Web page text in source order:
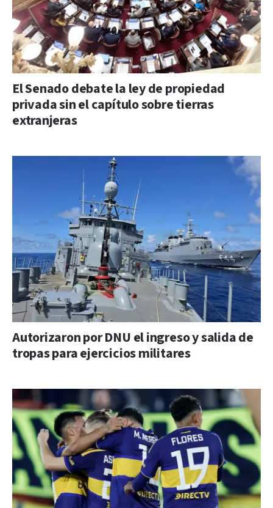
El Senado debate la ley de propiedad
privada sin el capítulo sobre tierras
extranjeras
Autorizaron por DNU el ingreso y salida de
tropas para ejercicios militares